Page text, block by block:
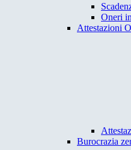
Oneri
Attestazioni
Burocrazia